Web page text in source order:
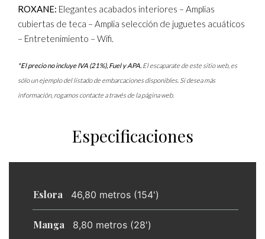
ROXANE: Elegantes acabados interiores – Amplias
cubiertas de teca – Amplia selección de juguetes acuáticos
– Entretenimiento – Wifi.
*El precio no incluye IVA (21%), Fuel y APA. El escaparate de este sitio web, es
sólo un ejemplo del listado de embarcaciones disponibles. Si desea más
información, rogamos contacte a través de la página web.
Especificaciones
Eslora 46,80 metros (154')
Manga 8,80 metros (28')